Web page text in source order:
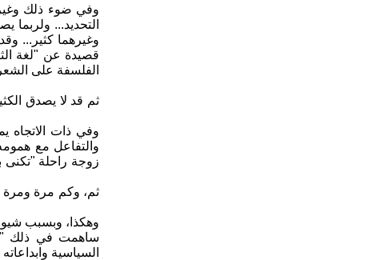
وفي ضوء ذلك
التحديد...
وغيرهما كثير...
قصيدة عن "لغة
الفلسفة على
وفي ذات الاتجاه
والتفاعل مع
زوجة راحلة "تكنى
وهكذا، وبسبب
ساهمت في ذلك
السياسية